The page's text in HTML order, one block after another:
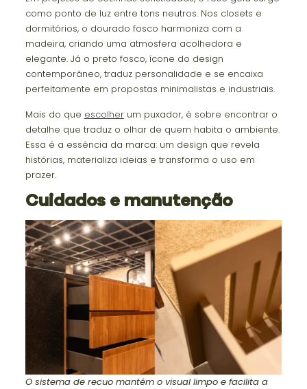
como ponto de luz entre tons neutros. Nos closets e
dormitórios, o dourado fosco harmoniza com a
madeira, criando uma atmosfera acolhedora e
elegante. Já o preto fosco, ícone do design
contemporâneo, traduz personalidade e se encaixa
perfeitamente em propostas minimalistas e industriais.
Mais do que escolherum puxador, é sobre encontrar o
detalhe que traduz o olhar de quem habita o ambiente.
Essa é a essência da marca: um design que revela
histórias, materializa ideias e transforma o uso em
prazer.
Cuidados e manutenção
O sistema de recuo mantém o visual limpo e facilita a